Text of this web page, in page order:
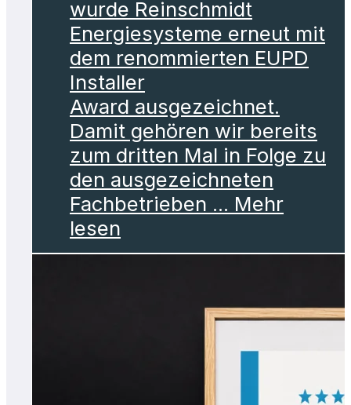
wurde Reinschmidt
Energiesysteme erneut mit
dem renommierten EUPD
Installer
Award ausgezeichnet.
Damit gehören wir bereits
zum dritten Mal in Folge zu
den ausgezeichneten
Fachbetrieben ... Mehr
lesen